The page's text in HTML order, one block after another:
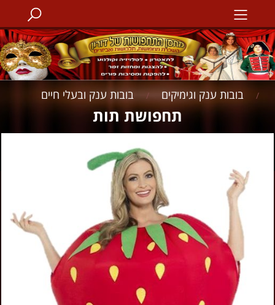
/ בובות ענק וגימיקים / בובות ענק ובעלי חיים
תחפושת תות